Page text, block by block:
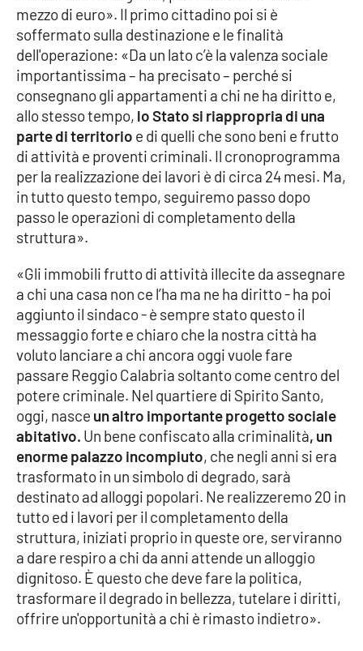
Sport
RUBRICHE
Good Morning Vietnam
Parchi Marini Calabria
Leggendo Alvaro insieme
Imprese Di Calabria
Le perfidie di Antonella Grippo
Venti di comunicazione
STREAMING
LaC TV
LaC Network
LaC OnAir
EDIZIONI
LOCALI
Catanzaro
mezzo di euro». Il primo cittadino poi si è
soffermato sulla destinazione e le finalità
dell'operazione: «Da un lato c’è la valenza sociale
importantissima – ha precisato – perché si
consegnano gli appartamenti a chi ne ha diritto e,
allo stesso tempo, lo Stato si riappropria di una
parte di territorio e di quelli che sono beni e frutto
di attività e proventi criminali. Il cronoprogramma
per la realizzazione dei lavori è di circa 24 mesi. Ma,
in tutto questo tempo, seguiremo passo dopo
passo le operazioni di completamento della
struttura».
«Gli immobili frutto di attività illecite da assegnare
a chi una casa non ce l’ha ma ne ha diritto - ha poi
aggiunto il sindaco - è sempre stato questo il
messaggio forte e chiaro che la nostra città ha
voluto lanciare a chi ancora oggi vuole fare
passare Reggio Calabria soltanto come centro del
potere criminale. Nel quartiere di Spirito Santo,
oggi, nasce un altro importante progetto sociale
abitativo. Un bene confiscato alla criminalità, un
enorme palazzo incompiuto, che negli anni si era
trasformato in un simbolo di degrado, sarà
destinato ad alloggi popolari. Ne realizzeremo 20 in
tutto ed i lavori per il completamento della
struttura, iniziati proprio in queste ore, serviranno
a dare respiro a chi da anni attende un alloggio
dignitoso. È questo che deve fare la politica,
trasformare il degrado in bellezza, tutelare i diritti,
offrire un'opportunità a chi è rimasto indietro».